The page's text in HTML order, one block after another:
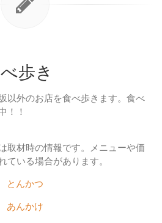
歩き
以外のお店を食べ歩きます。食べ
！！
取材時の情報です。メニューや価
ている場合があります。
とんかつ
あんかけ